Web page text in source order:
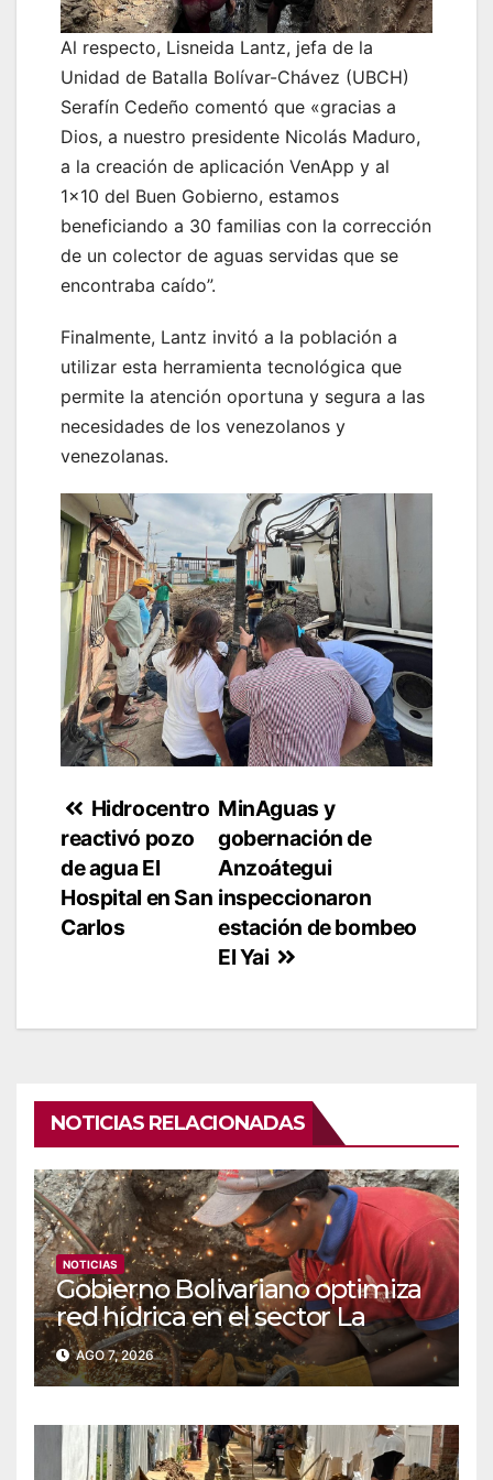
Al respecto, Lisneida Lantz, jefa de la
Unidad de Batalla Bolívar-Chávez (UBCH)
Serafín Cedeño comentó que «gracias a
Dios, a nuestro presidente Nicolás Maduro,
a la creación de aplicación VenApp y al
1×10 del Buen Gobierno, estamos
beneficiando a 30 familias con la corrección
de un colector de aguas servidas que se
encontraba caído”.
Finalmente, Lantz invitó a la población a
utilizar esta herramienta tecnológica que
permite la atención oportuna y segura a las
necesidades de los venezolanos y
venezolanas.
Navegación
de
entradas
MinAguas y
gobernación de
Anzoátegui
inspeccionaron
estación de bombeo
El Yai
Hidrocentro
reactivó pozo
de agua El
Hospital en San
Carlos
NOTICIAS RELACIONADAS
NOTICIAS
Gobierno Bolivariano optimiza
red hídrica en el sector La
Majada
AGO 7, 2026